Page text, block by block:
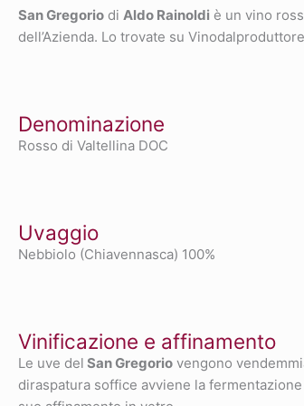
San Gregorio di Aldo Rainoldi è un vino
dell’Azienda. Lo trovate su
Denominazione
Rosso di Valtellina DOC
Uvaggio
Nebbiolo (Chiavennasca) 100%
Vinificazione e affinamento
Le uve del San Gregorio vengono
diraspatura soffice avviene la